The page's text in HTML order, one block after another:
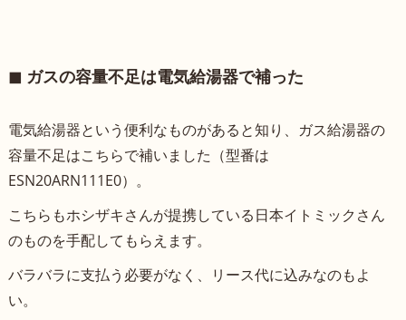
◼︎ ガスの容量不足は電気給湯器で補った
電気給湯器という便利なものがあると知り、ガス給湯器の
容量不足はこちらで補いました（型番は
ESN20ARN111E0）。
こちらもホシザキさんが提携している日本イトミックさん
のものを手配してもらえます。
バラバラに支払う必要がなく、リース代に込みなのもよ
い。